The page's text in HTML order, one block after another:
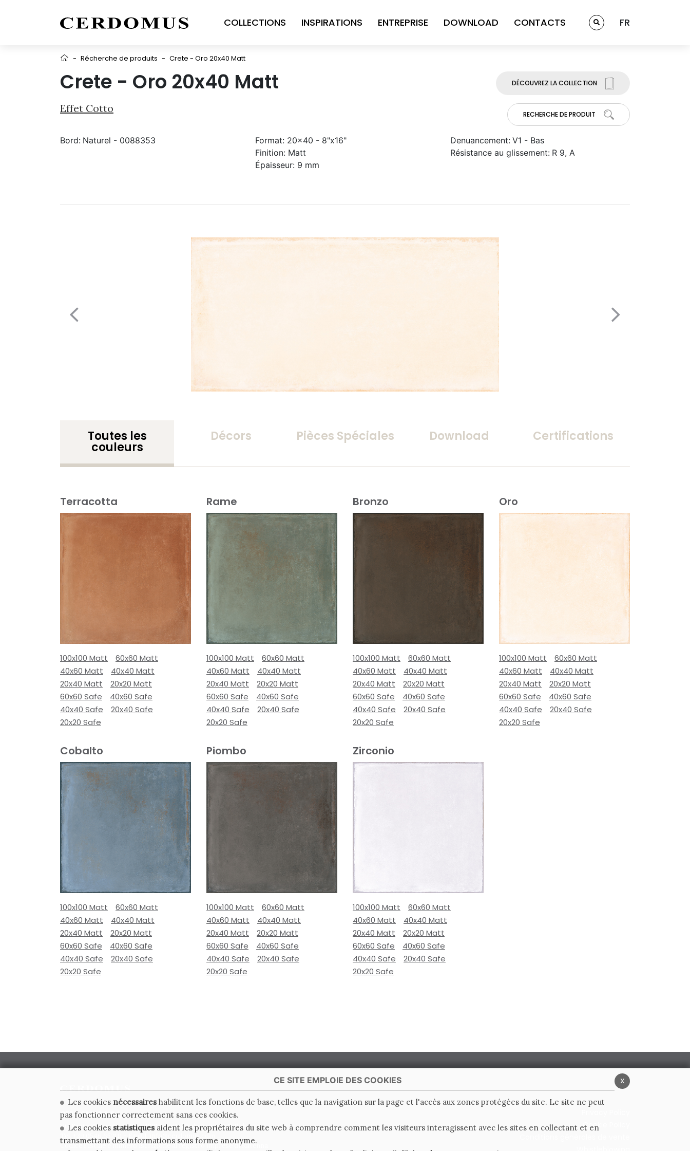
COLLECTIONS INSPIRATIONS ENTREPRISE DOWNLOAD CONTACTS FR
- Récherche de produits - Crete - Oro 20x40 Matt
Crete - Oro 20x40 Matt
Effet Cotto
DÉCOUVREZ LA COLLECTION
RECHERCHE DE PRODUIT
Bord: Naturel - 0088353 Format: 20x40 - 8"x16"
Finition: Matt
Épaisseur: 9 mm
Denuancement: V1 - Bas
Résistance au glissement: R 9, A
Toutes les
couleurs
Décors Pièces Spéciales Download Certifications
Terracotta
100x100 Matt
60x60 Matt
40x60 Matt
40x40 Matt
20x40 Matt
20x20 Matt
60x60 Safe
40x60 Safe
40x40 Safe
20x40 Safe
20x20 Safe
Rame
100x100 Matt
60x60 Matt
40x60 Matt
40x40 Matt
20x40 Matt
20x20 Matt
60x60 Safe
40x60 Safe
40x40 Safe
20x40 Safe
20x20 Safe
Bronzo
100x100 Matt
60x60 Matt
40x60 Matt
40x40 Matt
20x40 Matt
20x20 Matt
60x60 Safe
40x60 Safe
40x40 Safe
20x40 Safe
20x20 Safe
Oro
100x100 Matt
60x60 Matt
40x60 Matt
40x40 Matt
20x40 Matt
20x20 Matt
60x60 Safe
40x60 Safe
40x40 Safe
20x40 Safe
20x20 Safe
Cobalto
100x100 Matt
60x60 Matt
40x60 Matt
40x40 Matt
20x40 Matt
20x20 Matt
60x60 Safe
40x60 Safe
40x40 Safe
20x40 Safe
20x20 Safe
Piombo
100x100 Matt
60x60 Matt
40x60 Matt
40x40 Matt
20x40 Matt
20x20 Matt
60x60 Safe
40x60 Safe
40x40 Safe
20x40 Safe
20x20 Safe
Zirconio
100x100 Matt
60x60 Matt
40x60 Matt
40x40 Matt
20x40 Matt
20x20 Matt
60x60 Safe
40x60 Safe
40x40 Safe
20x40 Safe
20x20 Safe
CERDOMUS S.R.L.
Via Emilia Ponente, 1000 - 48014 Castel Bolognese (RA) Italy
Tel. +39.0546.652111 - Email: info@cerdomus.com
Codice Fiscale e numero iscrizione al registro imprese di Ravenna
Cookie Policy
x
CE SITE EMPLOIE DES COOKIES
Les cookies nécessaireshabilitent les fonctions de base, telles que la navigation sur la page et l'accès aux zones protégées du site. Le site ne peut
pas fonctionner correctement sans ces cookies.
Les cookies statistiquesaident les propriétaires du site web à comprendre comment les visiteurs interagissent avec les sites en collectant et en
transmettant des informations sous forme anonyme.